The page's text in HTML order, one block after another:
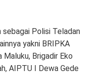
sebagai Polisi Teladan
yakni BRIPKA
Brigadir Eko
AIPTU I Dewa Gede